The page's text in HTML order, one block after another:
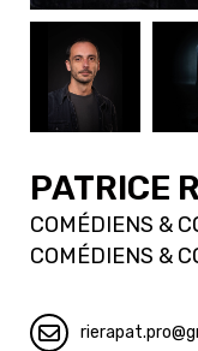
PATRICE
COMÉDIENS &
COMÉDIENS &
rierapat.pro